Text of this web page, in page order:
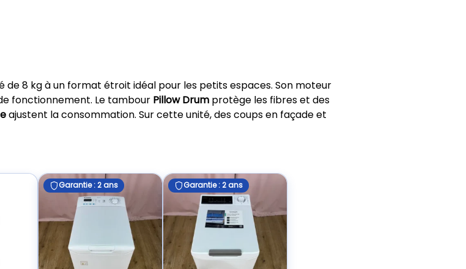
de 8 kg à un format étroit idéal pour les petits espaces. Son moteur
fonctionnement. Le tambour Pillow Drum protège les fibres et des
ajustent la consommation. Sur cette unité, des coups en façade et
Garantie : 2 ans Garantie : 2 ans